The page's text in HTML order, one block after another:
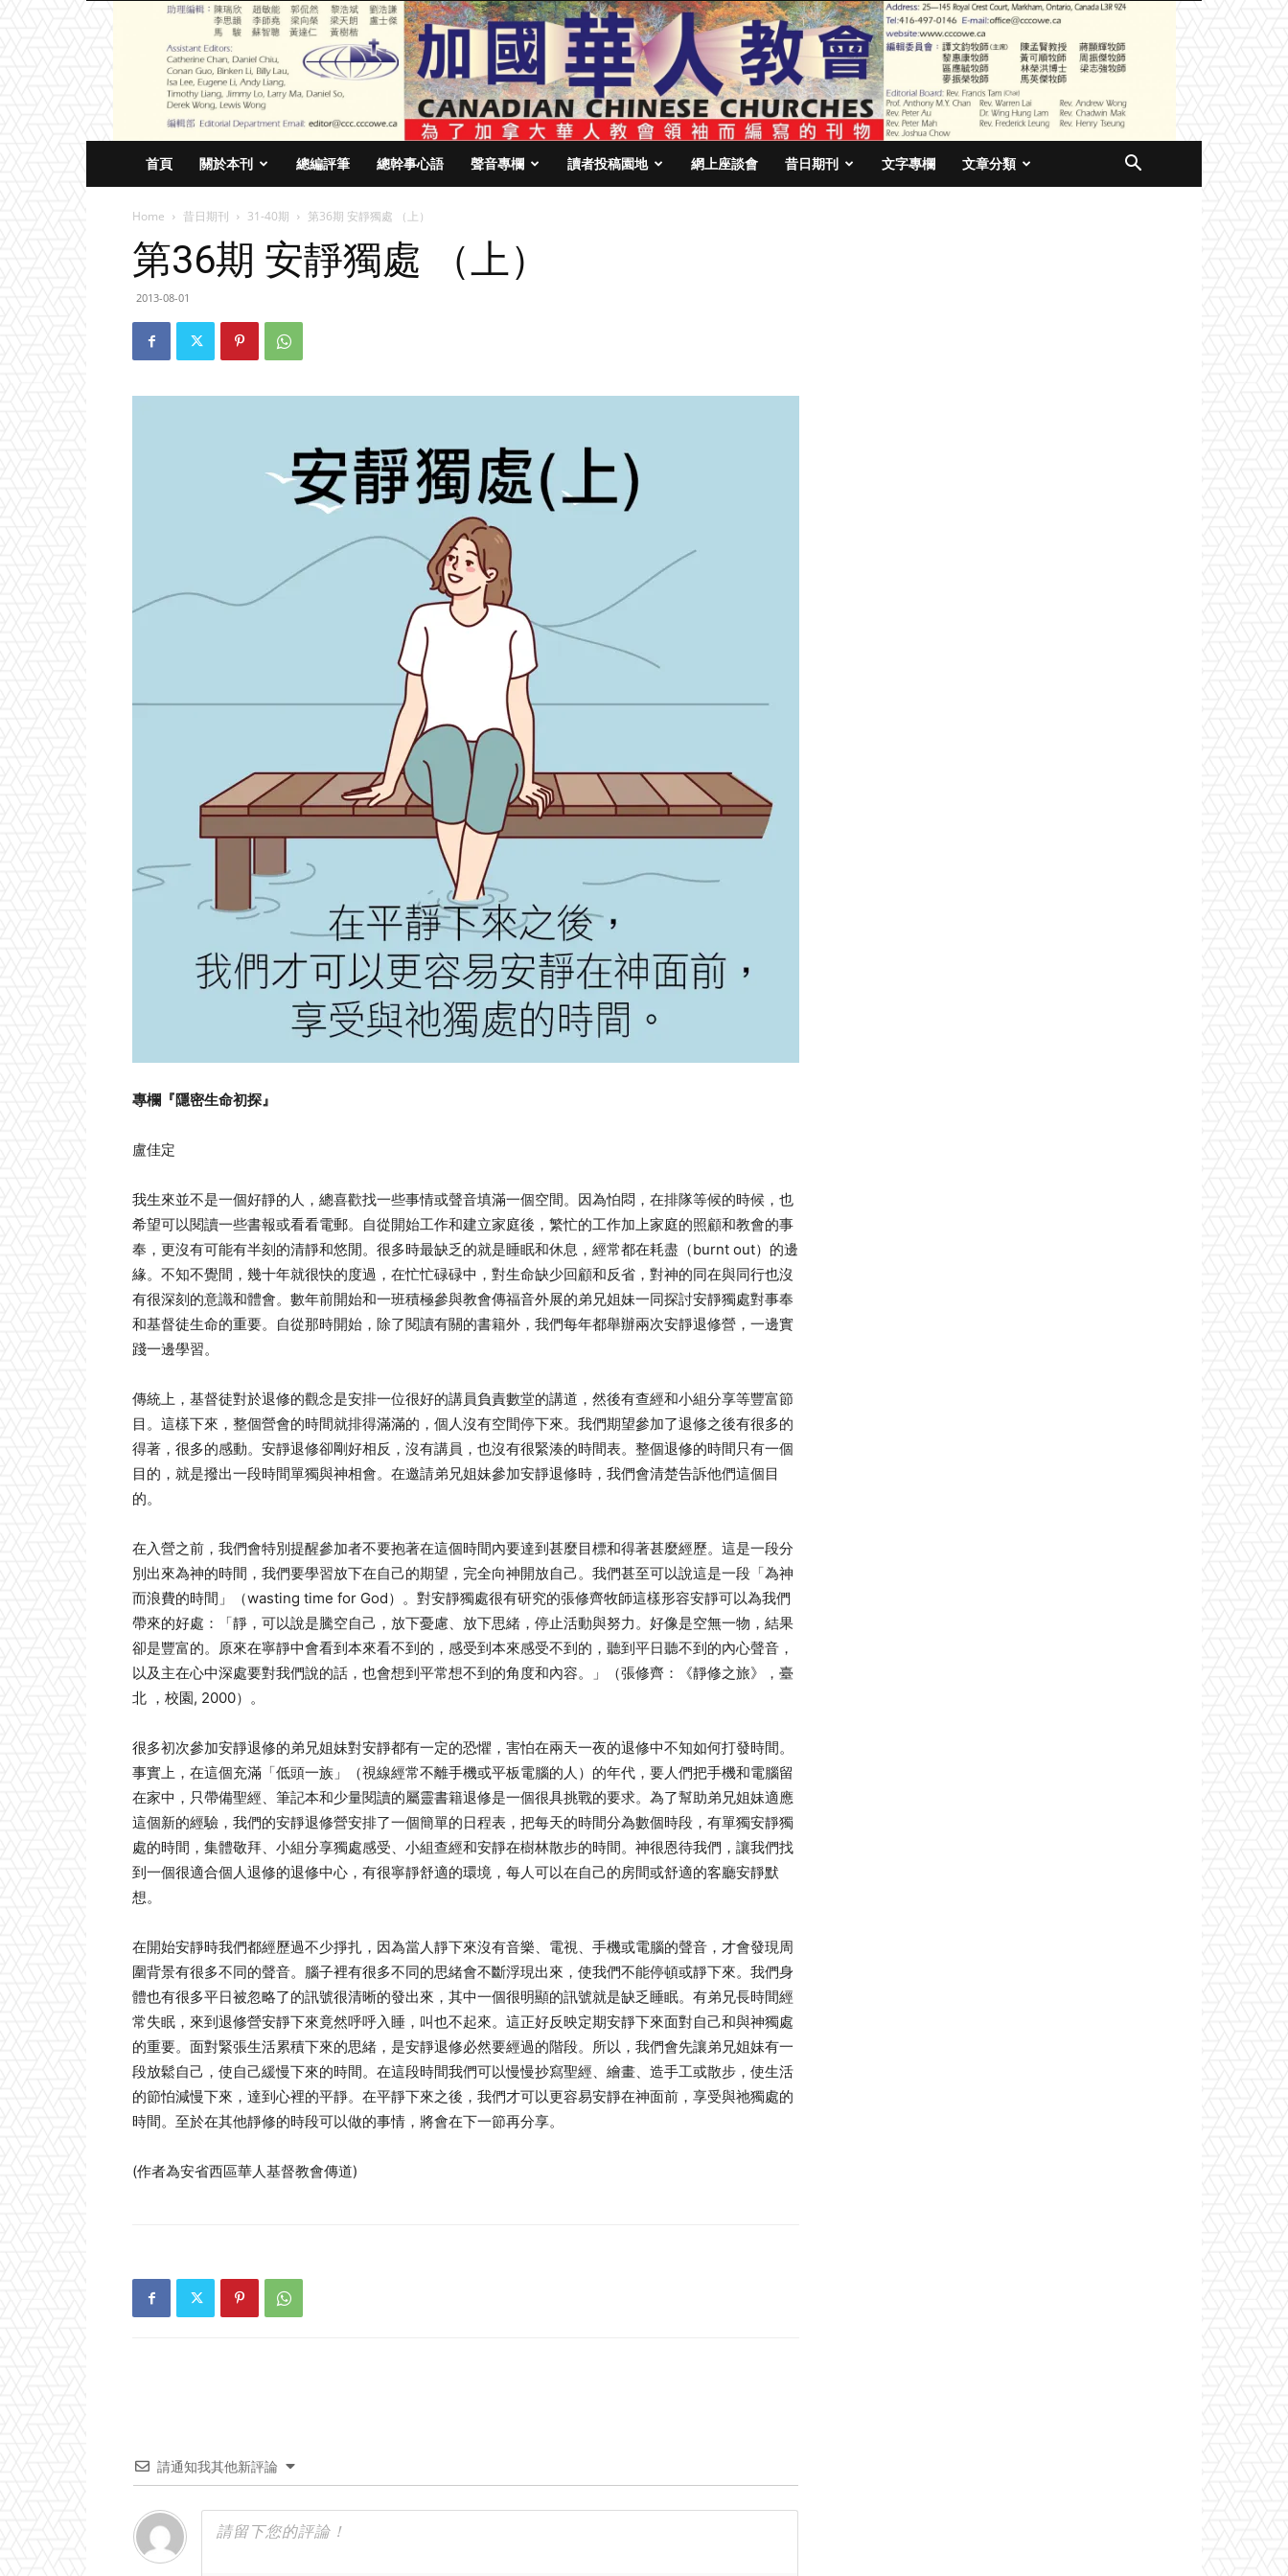
首頁 關於本刊 總編評筆 總幹事心語 聲音專欄 讀者投稿園地 網上座談會 昔日期刊 文字專欄 文章分類
Home 昔日期刊 31-40期 第36期 安靜獨處 （上）
第36期 安靜獨處 （上）
2013-08-01
專欄『隱密生命初探』
盧佳定
我生來並不是一個好靜的人，總喜歡找一些事情或聲音填滿一個空間。因為怕悶，在排隊等候的時候，也
希望可以閱讀一些書報或看看電郵。自從開始工作和建立家庭後，繁忙的工作加上家庭的照顧和教會的事
奉，更沒有可能有半刻的清靜和悠閒。很多時最缺乏的就是睡眠和休息，經常都在耗盡（burnt out）的邊
緣。不知不覺間，幾十年就很快的度過，在忙忙碌碌中，對生命缺少回顧和反省，對神的同在與同行也沒
有很深刻的意識和體會。數年前開始和一班積極參與教會傳福音外展的弟兄姐妹一同探討安靜獨處對事奉
和基督徒生命的重要。自從那時開始，除了閱讀有關的書籍外，我們每年都舉辦兩次安靜退修營，一邊實
踐一邊學習。
傳統上，基督徒對於退修的觀念是安排一位很好的講員負責數堂的講道，然後有查經和小組分享等豐富節
目。這樣下來，整個營會的時間就排得滿滿的，個人沒有空間停下來。我們期望參加了退修之後有很多的
得著，很多的感動。安靜退修卻剛好相反，沒有講員，也沒有很緊湊的時間表。整個退修的時間只有一個
目的，就是撥出一段時間單獨與神相會。在邀請弟兄姐妹參加安靜退修時，我們會清楚告訴他們這個目
的。
在入營之前，我們會特別提醒參加者不要抱著在這個時間內要達到甚麼目標和得著甚麼經歷。這是一段分
別出來為神的時間，我們要學習放下在自己的期望，完全向神開放自己。我們甚至可以說這是一段「為神
而浪費的時間」（wasting time for God）。對安靜獨處很有研究的張修齊牧師這樣形容安靜可以為我們
帶來的好處：「靜，可以說是騰空自己，放下憂慮、放下思緒，停止活動與努力。好像是空無一物，結果
卻是豐富的。原來在寧靜中會看到本來看不到的，感受到本來感受不到的，聽到平日聽不到的內心聲音，
以及主在心中深處要對我們說的話，也會想到平常想不到的角度和內容。」（張修齊：《靜修之旅》，臺
北 ，校園, 2000）。
很多初次參加安靜退修的弟兄姐妹對安靜都有一定的恐懼，害怕在兩天一夜的退修中不知如何打發時間。
事實上，在這個充滿「低頭一族」（視線經常不離手機或平板電腦的人）的年代，要人們把手機和電腦留
在家中，只帶備聖經、筆記本和少量閱讀的屬靈書籍退修是一個很具挑戰的要求。為了幫助弟兄姐妹適應
這個新的經驗，我們的安靜退修營安排了一個簡單的日程表，把每天的時間分為數個時段，有單獨安靜獨
處的時間，集體敬拜、小組分享獨處感受、小組查經和安靜在樹林散步的時間。神很恩待我們，讓我們找
到一個很適合個人退修的退修中心，有很寧靜舒適的環境，每人可以在自己的房間或舒適的客廳安靜默
想。
在開始安靜時我們都經歷過不少掙扎，因為當人靜下來沒有音樂、電視、手機或電腦的聲音，才會發現周
圍背景有很多不同的聲音。腦子裡有很多不同的思緒會不斷浮現出來，使我們不能停頓或靜下來。我們身
體也有很多平日被忽略了的訊號很清晰的發出來，其中一個很明顯的訊號就是缺乏睡眠。有弟兄長時間經
常失眠，來到退修營安靜下來竟然呼呼入睡，叫也不起來。這正好反映定期安靜下來面對自己和與神獨處
的重要。面對緊張生活累積下來的思緒，是安靜退修必然要經過的階段。所以，我們會先讓弟兄姐妹有一
段放鬆自己，使自己緩慢下來的時間。在這段時間我們可以慢慢抄寫聖經、繪畫、造手工或散步，使生活
的節怕減慢下來，達到心裡的平靜。在平靜下來之後，我們才可以更容易安靜在神面前，享受與祂獨處的
時間。至於在其他靜修的時段可以做的事情，將會在下一節再分享。
(作者為安省西區華人基督教會傳道)
請通知我其他新評論